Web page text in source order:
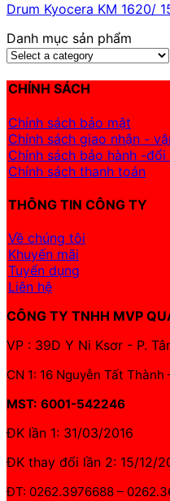
Drum Kyocera KM 1620/
Danh mục sản phẩm
CHÍNH SÁCH
Chính sách bảo mật
Chính sách giao nhận -
Chính sách bảo hành -đổi
Chính sách thanh toán
THÔNG TIN CÔNG TY
Về chúng tôi
Khuyến mãi
Tuyển dụng
Liên hệ
CÔNG TY TNHH MVP
VP : 39D Y Ni Ksơr - P.
CN 1: 16 Nguyễn Tất Thành
MST: 6001-542246
ĐK lần 1: 31/03/2016
ĐK thay đổi lần 2: 15/12/
ĐT: 0262.3976688 –